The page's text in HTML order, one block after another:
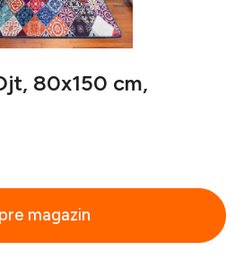
80x150 cm,
magazin